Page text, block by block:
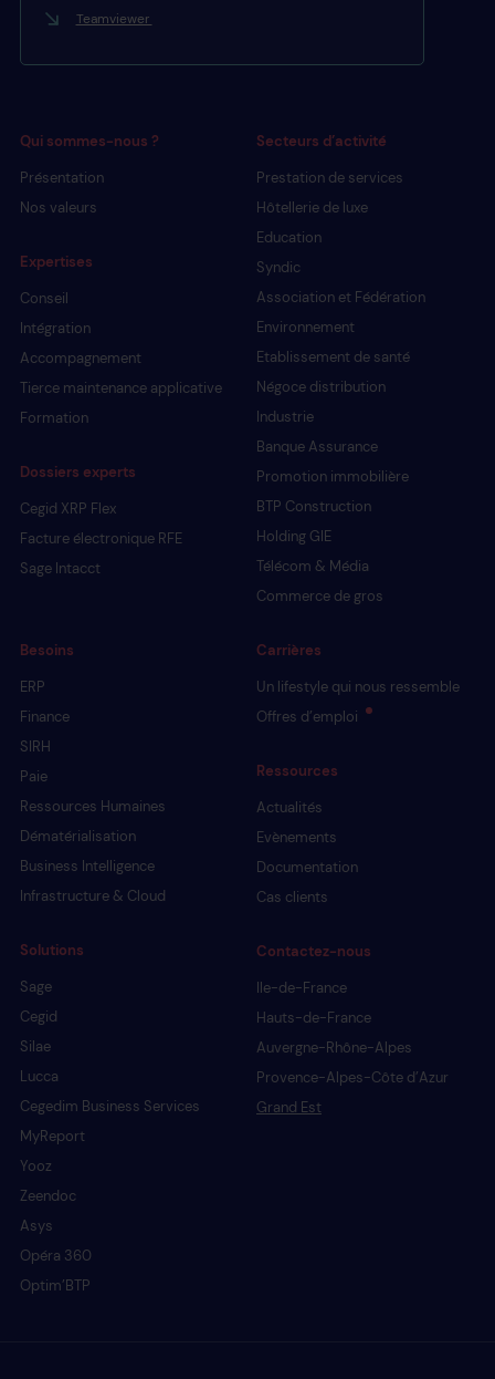
Teamviewer
Qui sommes-nous ?
Présentation
Nos valeurs
Expertises
Conseil
Intégration
Accompagnement
Tierce maintenance applicative
Formation
Dossiers experts
Cegid XRP Flex
Facture électronique RFE
Sage Intacct
Secteurs d’activité
Prestation de services
Hôtellerie de luxe
Education
Syndic
Association et Fédération
Environnement
Etablissement de santé
Négoce distribution
Industrie
Banque Assurance
Promotion immobilière
BTP Construction
Holding GIE
Télécom & Média
Commerce de gros
Besoins
ERP
Finance
SIRH
Paie
Ressources Humaines
Dématérialisation
Business Intelligence
Infrastructure & Cloud
Solutions
Sage
Cegid
Silae
Lucca
Cegedim Business Services
MyReport
Yooz
Zeendoc
Asys
Opéra 360
Optim’BTP
Carrières
Un lifestyle qui nous ressemble
Offres d’emploi
Ressources
Actualités
Evènements
Documentation
Cas clients
Contactez-nous
Ile-de-France
Hauts-de-France
Auvergne-Rhône-Alpes
Provence-Alpes-Côte d’Azur
Grand Est